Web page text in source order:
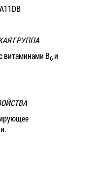
ГРУППА
витаминами B6 и